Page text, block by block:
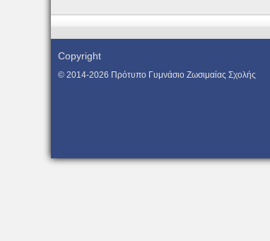
Copyright
© 2014-2026 Πρότυπο Γυμνάσιο Ζωσιμαίας Σχολής